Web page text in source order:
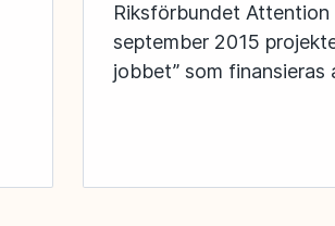
Riksförbundet
september 2015
jobbet” som finansieras